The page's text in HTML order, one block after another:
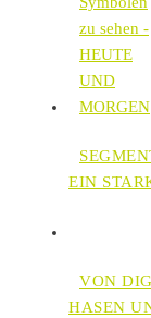
EIN
VON
HASEN